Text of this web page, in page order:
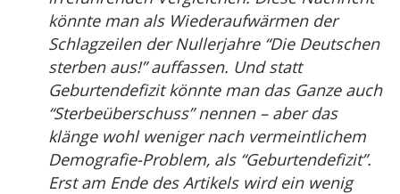
könnte man als Wiederaufwärmen der
Schlagzeilen der Nullerjahre “Die Deutschen
sterben aus!” auffassen. Und statt
Geburtendefizit könnte man das Ganze auch
“Sterbeüberschuss” nennen – aber das
klänge wohl weniger nach vermeintlichem
Demografie-Problem, als “Geburtendefizit”.
Erst am Ende des Artikels wird ein wenig